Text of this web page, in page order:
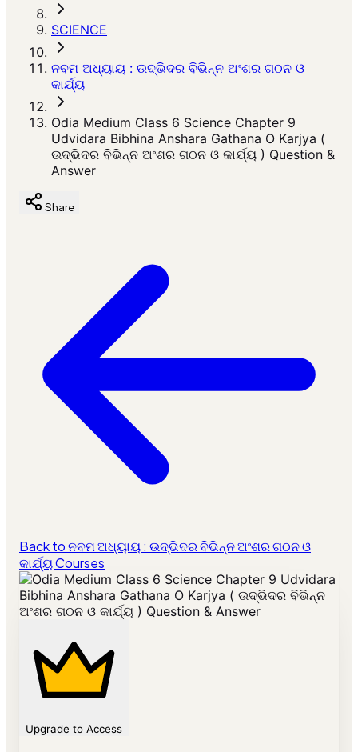
SCIENCE
ନବମ ଅଧ୍ୟାୟ : ଉଦ୍ଭିଦର ବିଭିନ୍ନ ଅଂଶର ଗଠନ ଓ
କାର୍ଯ୍ୟ
Odia Medium Class 6 Science Chapter 9
Udvidara Bibhina Anshara Gathana O Karjya (
ଉଦ୍ଭିଦର ବିଭିନ୍ନ ଅଂଶର ଗଠନ ଓ କାର୍ଯ୍ୟ ) Question &
Answer
Share
Back to ନବମ ଅଧ୍ୟାୟ : ଉଦ୍ଭିଦର ବିଭିନ୍ନ ଅଂଶର ଗଠନ ଓ
କାର୍ଯ୍ୟ Courses
Upgrade to Access